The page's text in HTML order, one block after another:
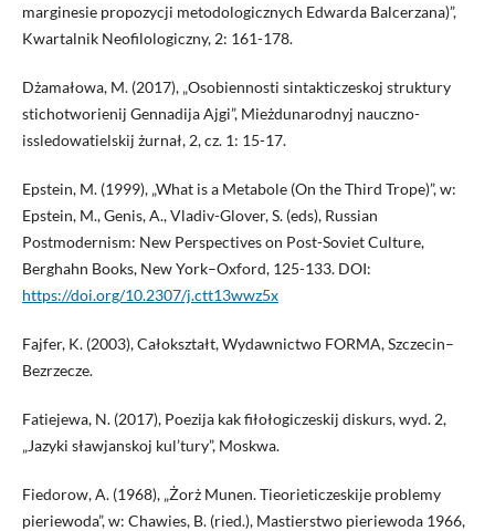
marginesie propozycji metodologicznych Edwarda Balcerzana)”,
Kwartalnik Neofilologiczny, 2: 161-178.
Dżamałowa, M. (2017), „Osobiennosti sintakticzeskoj struktury
stichotworienij Gennadija Ajgi”, Mieżdunarodnyj nauczno-
issledowatielskij żurnał, 2, cz. 1: 15-17.
Epstein, M. (1999), „What is a Metabole (On the Third Trope)”, w:
Epstein, M., Genis, A., Vladiv-Glover, S. (eds), Russian
Postmodernism: New Perspectives on Post-Soviet Culture,
Berghahn Books, New York–Oxford, 125-133. DOI:
https://doi.org/10.2307/j.ctt13wwz5x
Fajfer, K. (2003), Całokształt, Wydawnictwo FORMA, Szczecin–
Bezrzecze.
Fatiejewa, N. (2017), Poezija kak fiłołogiczeskij diskurs, wyd. 2,
„Jazyki sławjanskoj kul’tury”, Moskwa.
Fiedorow, A. (1968), „Żorż Munen. Tieorieticzeskije problemy
pieriewoda”, w: Chawies, B. (ried.), Mastierstwo pieriewoda 1966,